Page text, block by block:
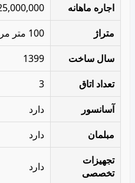
اجاره ماهانه
25,000,000
متراژ
100 متر مربع
سال ساخت
1399
تعداد اتاق
3
آسانسور
دارد
مبلمان
دارد
تجهیزات
تخصصی
دارد